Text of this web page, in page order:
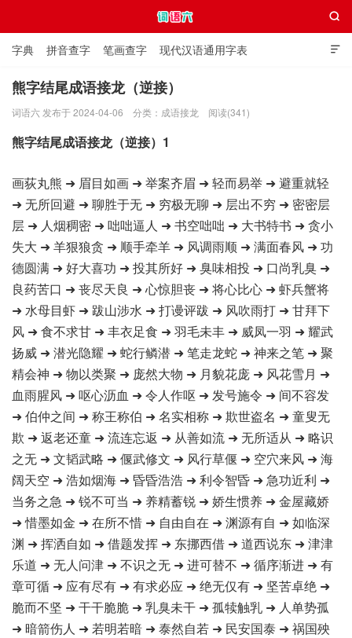

字典 拼音查字 笔画查字 现代汉语通用字表
通用规范汉字表 叠字大全 独体字大全

熊字结尾成语接龙（逆接）
词语六 发布于 2024-04-06 分类： 成语接龙 阅读(341)
熊字结尾成语接龙（逆接）1
画荻丸熊 ➜ 眉目如画 ➜ 举案齐眉 ➜ 轻而易举 ➜ 避重就轻
➜ 无所回避 ➜ 聊胜于无 ➜ 穷极无聊 ➜ 层出不穷 ➜ 密密层
层 ➜ 人烟稠密 ➜ 咄咄逼人 ➜ 书空咄咄 ➜ 大书特书 ➜ 贪小
失大 ➜ 羊狠狼贪 ➜ 顺手牵羊 ➜ 风调雨顺 ➜ 满面春风 ➜ 功
德圆满 ➜ 好大喜功 ➜ 投其所好 ➜ 臭味相投 ➜ 口尚乳臭 ➜
良药苦口 ➜ 丧尽天良 ➜ 心惊胆丧 ➜ 将心比心 ➜ 虾兵蟹将
➜ 水母目虾 ➜ 跋山涉水 ➜ 打谩评跋 ➜ 风吹雨打 ➜ 甘拜下
风 ➜ 食不求甘 ➜ 丰衣足食 ➜ 羽毛未丰 ➜ 威凤一羽 ➜ 耀武
扬威 ➜ 潜光隐耀 ➜ 蛇行鳞潜 ➜ 笔走龙蛇 ➜ 神来之笔 ➜ 聚
精会神 ➜ 物以类聚 ➜ 庞然大物 ➜ 月貌花庞 ➜ 风花雪月 ➜
血雨腥风 ➜ 呕心沥血 ➜ 令人作呕 ➜ 发号施令 ➜ 间不容发
➜ 伯仲之间 ➜ 称王称伯 ➜ 名实相称 ➜ 欺世盗名 ➜ 童叟无
欺 ➜ 返老还童 ➜ 流连忘返 ➜ 从善如流 ➜ 无所适从 ➜ 略识
之无 ➜ 文韬武略 ➜ 偃武修文 ➜ 风行草偃 ➜ 空穴来风 ➜ 海
阔天空 ➜ 浩如烟海 ➜ 昏昏浩浩 ➜ 利令智昏 ➜ 急功近利 ➜
当务之急 ➜ 锐不可当 ➜ 养精蓄锐 ➜ 娇生惯养 ➜ 金屋藏娇
➜ 惜墨如金 ➜ 在所不惜 ➜ 自由自在 ➜ 渊源有自 ➜ 如临深
渊 ➜ 挥洒自如 ➜ 借题发挥 ➜ 东挪西借 ➜ 道西说东 ➜ 津津
乐道 ➜ 无人问津 ➜ 不识之无 ➜ 进可替不 ➜ 循序渐进 ➜ 有
章可循 ➜ 应有尽有 ➜ 有求必应 ➜ 绝无仅有 ➜ 坚苦卓绝 ➜
脆而不坚 ➜ 干干脆脆 ➜ 乳臭未干 ➜ 孤犊触乳 ➜ 人单势孤
➜ 暗箭伤人 ➜ 若明若暗 ➜ 泰然自若 ➜ 民安国泰 ➜ 祸国殃